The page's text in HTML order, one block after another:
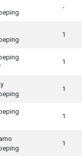
-
1
1
1
1
1